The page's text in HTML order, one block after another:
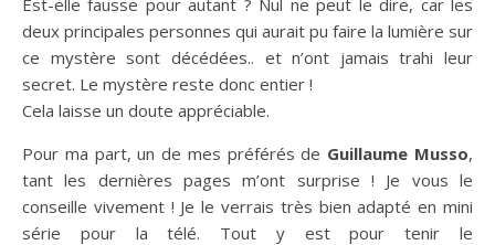
deux principales personnes qui aurait pu faire la lumière sur
ce mystère sont décédées.. et n’ont jamais trahi leur
secret. Le mystère reste donc entier !
Cela laisse un doute appréciable.
Pour ma part, un de mes préférés de Guillaume Musso,
tant les dernières pages m’ont surprise ! Je vous le
conseille vivement ! Je le verrais très bien adapté en mini
série pour la télé. Tout y est pour tenir le